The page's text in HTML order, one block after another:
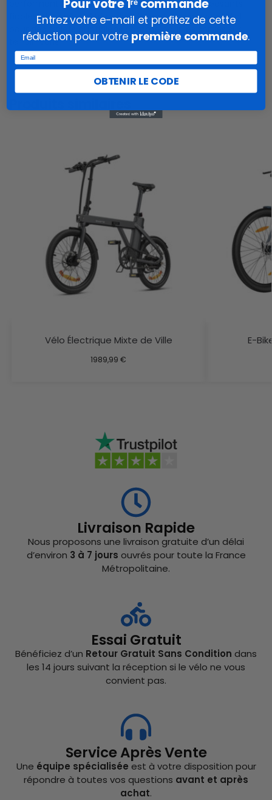
performant, sa batterie longue durée, ses composants
fiables et sa géométrie adaptée en font un choix idéal
pour des trajets quotidiens comme pour les sorties sur
terrain varié.
Vélo Électrique Mixte de Ville
1989,99€
E-
Livraison Rapide
Nous proposons une livraison gratuite d’un délai
d’environ 3 à 7 jours ouvrés pour toute la France
Métropolitaine.
Essai Gratuit
Bénéficiez d’un Retour Gratuit Sans Condition dans
les 14 jours suivant la réception si le vélo ne vous
convient pas.
Service Après Vente
Une équipe spécialisée est à votre disposition pour
répondre à toutes vos questions avant et après
achat.
Pour votre 1ʳᵉ commande
Entrez votre e-mail et profitez de cette
réduction pour votre première commande.
Email
OBTENIR LE CODE